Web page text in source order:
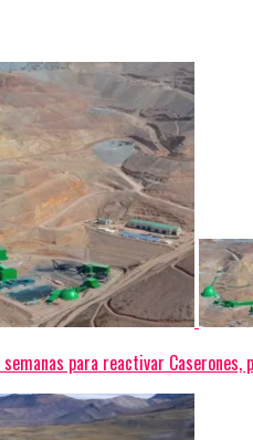
para reactivar Caserones,